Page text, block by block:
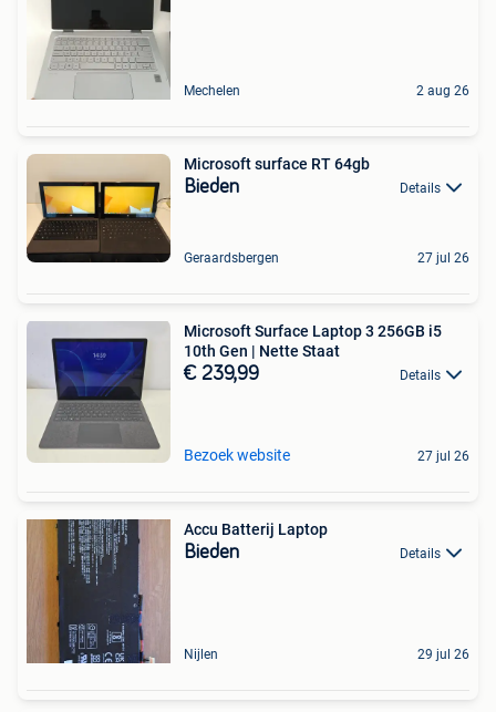
Mechelen 2 aug 26
Microsoft surface RT 64gb
Bieden Details
Geraardsbergen 27 jul 26
Microsoft Surface Laptop 3 256GB i5
10th Gen | Nette Staat
€ 239,99 Details
Bezoek website 27 jul 26
Accu Batterij Laptop
Bieden Details
Nijlen 29 jul 26